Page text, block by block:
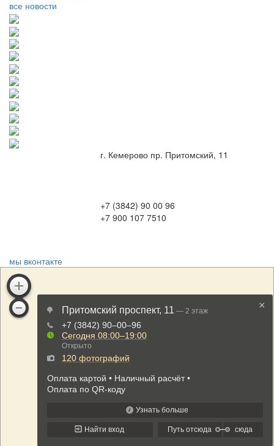
все новости
г. Кемерово пр. Притомский, 11
+7 (3842) 90 00 96
+7 900 107 7510
мы вконтакте